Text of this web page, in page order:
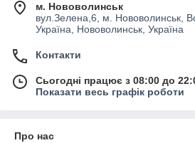
м. Нововолинськ
вул.Зелена,6, м. Нововолинськ,
Україна, Нововолинськ, Україна
Контакти
Сьогодні працює з 08:00 до
Показати весь графік роботи
Про нас